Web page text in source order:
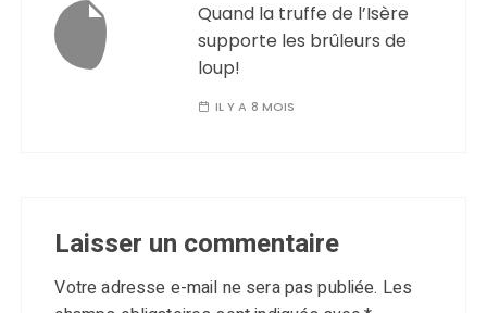
Quand la truffe de l’Isère
supporte les brûleurs de
loup!
IL Y A 8 MOIS
Laisser un commentaire
Votre adresse e-mail ne sera pas publiée. Les